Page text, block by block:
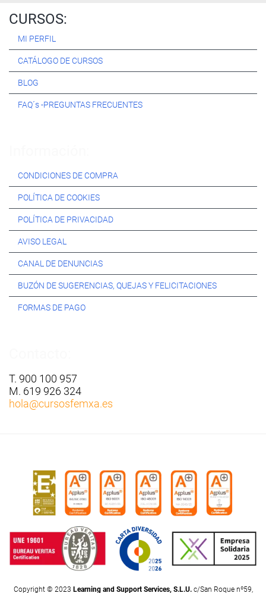
CURSOS:
MI PERFIL
CATÁLOGO DE CURSOS
BLOG
FAQ´s -PREGUNTAS FRECUENTES
CONDICIONES DE COMPRA
POLÍTICA DE COOKIES
POLÍTICA DE PRIVACIDAD
AVISO LEGAL
CANAL DE DENUNCIAS
BUZÓN DE SUGERENCIAS, QUEJAS Y FELICITACIONES
FORMAS DE PAGO
T. 900 100 957
M. 619 926 324
hola@cursosfemxa.es
Copyright © 2023 Learning and Support Services, S.L.U.c/San Roque nº59,